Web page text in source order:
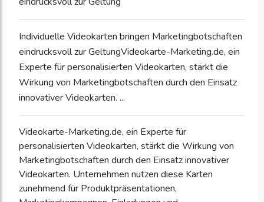
Individuelle Videokarten bringen Marketingbotschaften
eindrucksvoll zur GeltungVideokarte-Marketing.de, ein
Experte für personalisierten Videokarten, stärkt die
Wirkung von Marketingbotschaften durch den Einsatz
innovativer Videokarten. ...
Videokarte-Marketing.de, ein Experte für
personalisierten Videokarten, stärkt die Wirkung von
Marketingbotschaften durch den Einsatz innovativer
Videokarten. Unternehmen nutzen diese Karten
zunehmend für Produktpräsentationen,